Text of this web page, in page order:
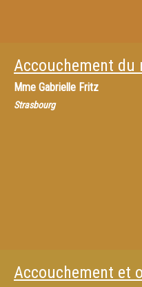
Accouchement du
Mme Gabrielle Fritz
Strasbourg
Accouchement et